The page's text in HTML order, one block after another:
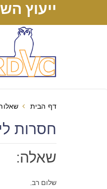
ייעוץ
דף הבית
חסרות
שאלה:
שלום רב,